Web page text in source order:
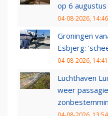
op 6
04-08-2026, 14:46
Groningen
Esbjerg:
04-08-2026, 14:41
Luchthaven
weer